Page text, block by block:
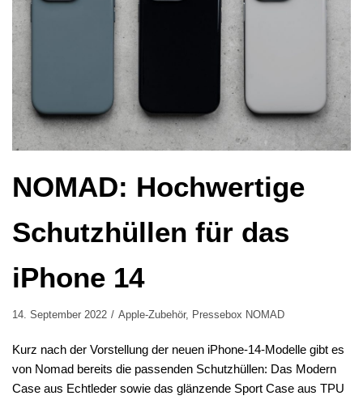
NOMAD: Hochwertige
Schutzhüllen für das
iPhone 14
14. September 2022 Apple-Zubehör, Pressebox NOMAD
Kurz nach der Vorstellung der neuen iPhone-14-Modelle gibt es
von Nomad bereits die passenden Schutzhüllen: Das Modern
Case aus Echtleder sowie das glänzende Sport Case aus TPU